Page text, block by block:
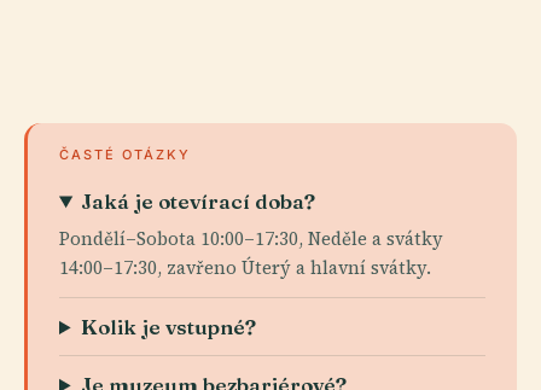
ČASTÉ OTÁZKY
Jaká je otevírací doba?
Pondělí–Sobota 10:00–17:30, Neděle a svátky
14:00–17:30, zavřeno Úterý a hlavní svátky.
Kolik je vstupné?
Je muzeum bezbariérové?